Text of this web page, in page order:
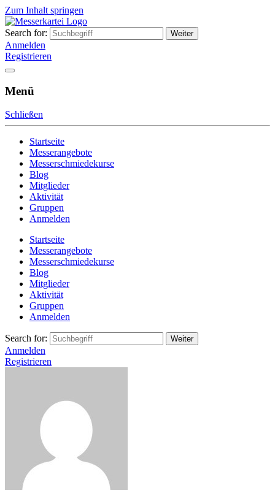
Zum Inhalt springen
Messerkartei
Austausch- und Verkaufsplattform
Search for:
Anmelden
Registrieren
Menü
Schließen
Startseite
Messerangebote
Messerschmiedekurse
Blog
Mitglieder
Aktivität
Gruppen
Anmelden
Startseite
Messerangebote
Messerschmiedekurse
Blog
Mitglieder
Aktivität
Gruppen
Anmelden
Search for:
Anmelden
Registrieren